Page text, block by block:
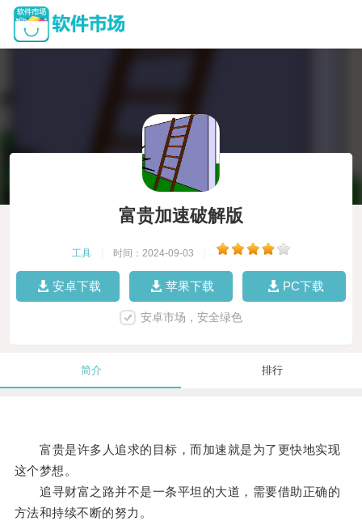
富贵加速破解版
工具 时间：2024-09-03
安卓下载 苹果下载 PC下载
安卓市场，安全绿色
简介 排行
富贵是许多人追求的目标，而加速就是为了更快地实现
这个梦想。
追寻财富之路并不是一条平坦的大道，需要借助正确的
方法和持续不断的努力。